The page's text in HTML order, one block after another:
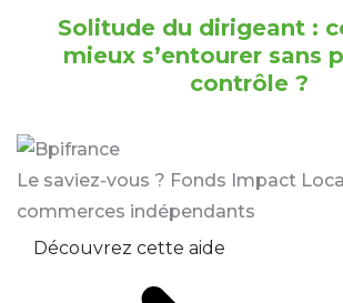
Solitude du dirigeant :
mieux s’entourer sans
contrôle ?
Le saviez-vous ? Fonds Impact
commerces indépendants
Découvrez cette aide